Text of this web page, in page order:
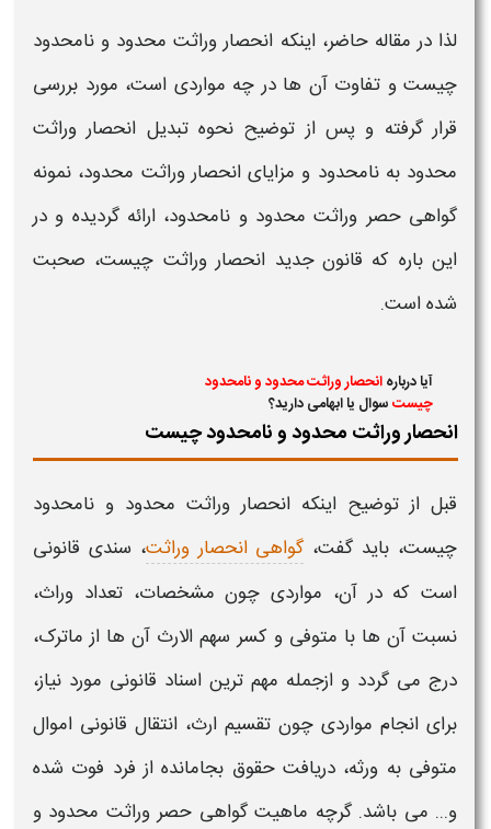
لذا در مقاله حاضر، اینکه انحصار وراثت محدود و نامحدود
چیست و تفاوت آن ها در چه مواردی است، مورد بررسی
قرار گرفته و پس از توضیح نحوهتبدیل انحصار وراثت
محدود به نامحدود و مزایایانحصار وراثت محدود، نمونه
گواهی حصر وراثت محدود و نامحدود، ارائه گردیده و در
این باره که قانون جدید انحصار وراثت چیست، صحبت
شده است.
آیا دربارهانحصار وراثت محدود و نامحدود
چیستسوال یا ابهامی دارید؟
انحصار وراثت محدود و نامحدود چیست
قبل از توضیح اینکه انحصار وراثت محدود و نامحدود
چیست، باید گفت،​ گواهی انحصار وراثت، سندی قانونی
است که در آن، مواردی چون مشخصات، تعداد وراث،
نسبت آن ها با متوفی و کسر سهم الارث آن ها از ماترک،
درج می گردد و ازجمله مهم ترین اسناد قانونی مورد نیاز،
برای انجام مواردی چون تقسیم ارث، انتقال قانونی اموال
متوفی به ورثه، دریافت حقوق بجامانده از فرد فوت شده
و... می باشد. گرچه ماهیتگواهی حصر وراثت محدود و